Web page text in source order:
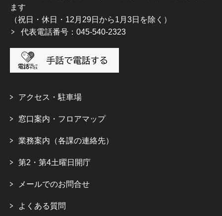
ます
（祝日・休日・12月29日から1月3日を除く）
代表電話番号：045-540-2323
アクセス・駐車場
窓口案内・フロアマップ
業務案内（各課の連絡先）
第2・第4土曜日開庁
メールでのお問合せ
よくある質問